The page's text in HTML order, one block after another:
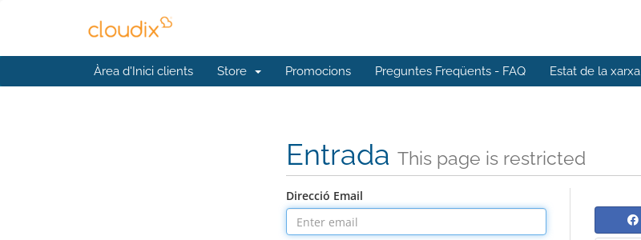
Àrea d'Inici clients Store Promocions Preguntes Freqüents - FAQ Estat de la xarxa
Entrada This page is restricted
Direcció Email